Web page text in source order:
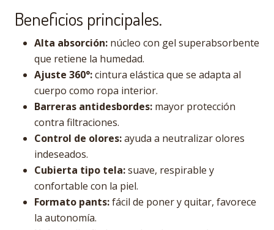
Beneficios principales.
Alta absorción: núcleo con gel superabsorbente
que retiene la humedad.
Ajuste 360°:cintura elástica que se adapta al
cuerpo como ropa interior.
Barreras antidesbordes: mayor protección
contra filtraciones.
Control de olores:ayuda a neutralizar olores
indeseados.
Cubierta tipo tela:suave, respirable y
confortable con la piel.
Formato pants:fácil de poner y quitar, favorece
la autonomía.